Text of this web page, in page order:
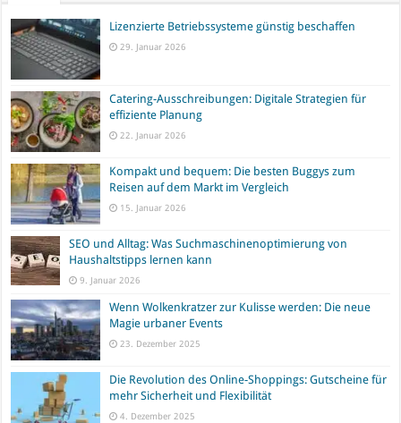
Lizenzierte Betriebssysteme günstig beschaffen
29. Januar 2026
Catering-Ausschreibungen: Digitale Strategien für
effiziente Planung
22. Januar 2026
Kompakt und bequem: Die besten Buggys zum
Reisen auf dem Markt im Vergleich
15. Januar 2026
SEO und Alltag: Was Suchmaschinenoptimierung von
Haushaltstipps lernen kann
9. Januar 2026
Wenn Wolkenkratzer zur Kulisse werden: Die neue
Magie urbaner Events
23. Dezember 2025
Die Revolution des Online-Shoppings: Gutscheine für
mehr Sicherheit und Flexibilität
4. Dezember 2025